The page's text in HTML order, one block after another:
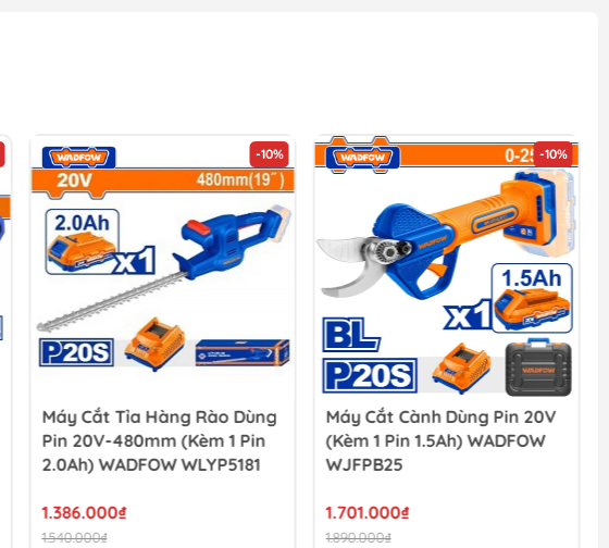
-10%
Máy Cắt Tỉa Hàng Rào Dùng
Pin 20V-480mm (Kèm 1 Pin
2.0Ah) WADFOW WLYP5181
1.386.000₫
1.540.000₫
-10%
Máy Cắt Cành Dùng Pin 20V
(Kèm 1 Pin 1.5Ah) WADFOW
WJFPB25
1.701.000₫
1.890.000₫